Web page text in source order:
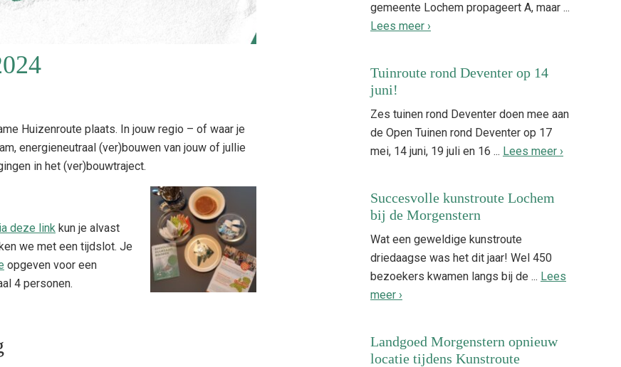
Huizenroute plaats. In jouw regio – of waar je
energieneutraal (ver)bouwen van jouw of jullie
in het (ver)bouwtraject.
deze link kun je alvast
we met een tijdslot. Je
opgeven voor een
4 personen.
gemeente Lochem propageert A, maar ...
Lees meer ›
Tuinroute rond Deventer op 14
juni!
Zes tuinen rond Deventer doen mee aan
de Open Tuinen rond Deventer op 17
mei, 14 juni, 19 juli en 16 ... Lees meer ›
Succesvolle kunstroute Lochem
bij de Morgenstern
Wat een geweldige kunstroute
driedaagse was het dit jaar! Wel 450
bezoekers kwamen langs bij de ... Lees
meer ›
Landgoed Morgenstern opnieuw
locatie tijdens Kunstroute